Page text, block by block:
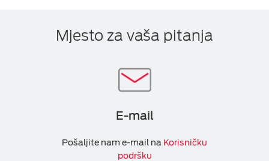
Mjesto za vaša pitanja
E-mail
Pošaljite nam e-mail na Korisničku
podršku